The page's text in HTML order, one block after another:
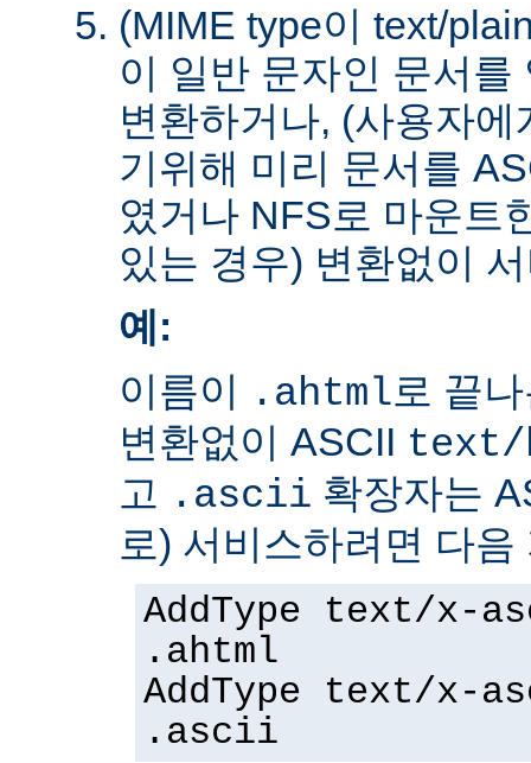
(MIME type이 text/
이 일반 문자인 문서
변환하거나, (사용자
기위해 미리 문서를
였거나 NFS로 마운트
있는 경우) 변환없이
예:
이름이 .ahtml로 끝
변환없이 ASCII text/
고 .ascii 확장자는
로) 서비스하려면 다
AddType text/x-
.ahtml
AddType text/x-
.ascii